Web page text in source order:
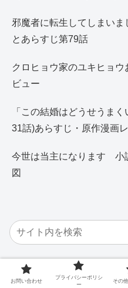
邪魔者に転生してしまい
とあらすじ第79話
クロヒョウ家のユキヒョ
ビュー
「この結婚はどうせうま
31話)あらすじ・原作漫画
今世は当主になります 小
図
お問い合わせ
プライバシーポリシ
ー
その